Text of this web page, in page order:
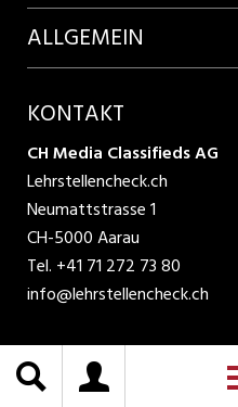
Inserieren
Produkte
Lehrberufe entdecken
ALLGEMEIN
AGB
Datenschutzbestimmungen
Nutzungsbedingungen
Impressum
KONTAKT
CH Media Classifieds AG
Lehrstellencheck.ch
Neumattstrasse 1
CH-5000 Aarau
Tel. +41 71 272 73 80
info@lehrstellencheck.ch